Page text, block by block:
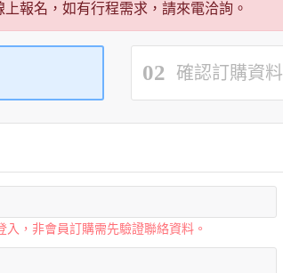
報名，如有行程需求，請來電洽詢。
02 確認訂購資料
入，非會員訂購需先驗證聯絡資料。